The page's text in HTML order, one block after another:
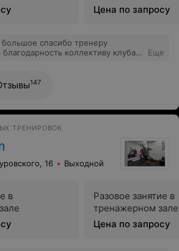
Цена по запросу
большое спасибо тренеру
коллективу клуба
Еще
147
ТРЕНИРОВОК
16 Выходной
в
Разовое занятие в
тренажерном зале
Цена по запросу